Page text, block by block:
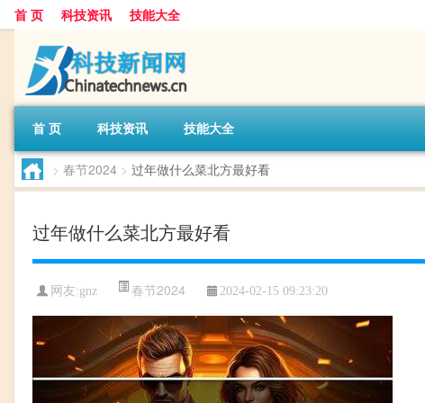
首 页 科技资讯 技能大全
首 页 科技资讯 技能大全
> 春节2024 > 过年做什么菜北方最好看
过年做什么菜北方最好看
网友:gnz 春节2024 2024-02-15 09:23:20